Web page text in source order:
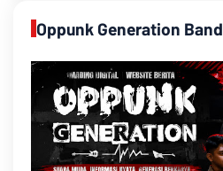
Oppunk Generation Band